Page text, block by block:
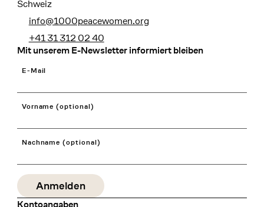
Schweiz
info@1000peacewomen.org
+41 31 312 02 40
Mit unserem E-Newsletter informiert bleiben
E-Mail
Vorname (optional)
Nachname (optional)